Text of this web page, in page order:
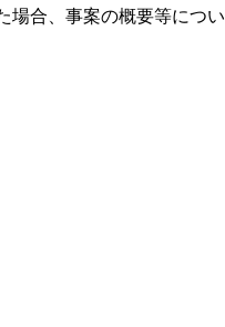
場合、事案の概要等につい